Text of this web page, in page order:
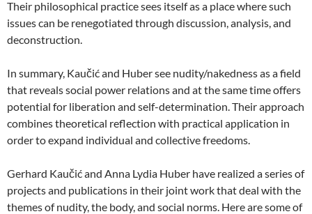
Their philosophical practice sees itself as a place where such
issues can be renegotiated through discussion, analysis, and
deconstruction.
In summary, Kaučić and Huber see nudity/nakedness as a field
that reveals social power relations and at the same time offers
potential for liberation and self-determination. Their approach
combines theoretical reflection with practical application in
order to expand individual and collective freedoms.
Gerhard Kaučić and Anna Lydia Huber have realized a series of
projects and publications in their joint work that deal with the
themes of nudity, the body, and social norms. Here are some of